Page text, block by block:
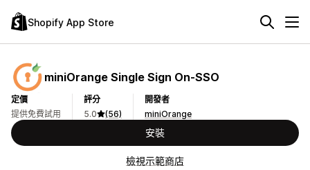
Shopify App Store
miniOrange Single Sign On‑SSO
定價
提供免費試用
評分
5.0
(56)
開發者
miniOrange
安裝
檢視示範商店